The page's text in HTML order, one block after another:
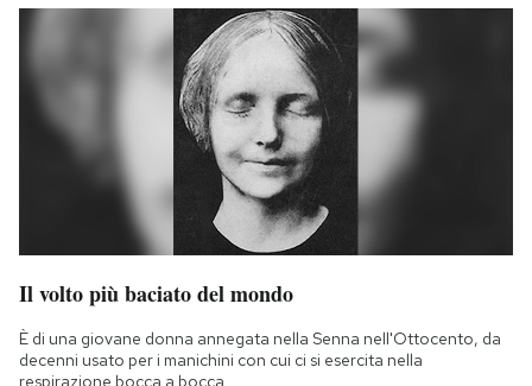
Il volto più baciato del mondo
È di una giovane donna annegata nella Senna nell'Ottocento, da
decenni usato per i manichini con cui ci si esercita nella
respirazione bocca a bocca